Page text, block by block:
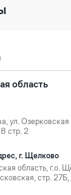
область
ул. Озерковская
стр. 2
г. Щелково
область, г.о.
стр. 27Б,